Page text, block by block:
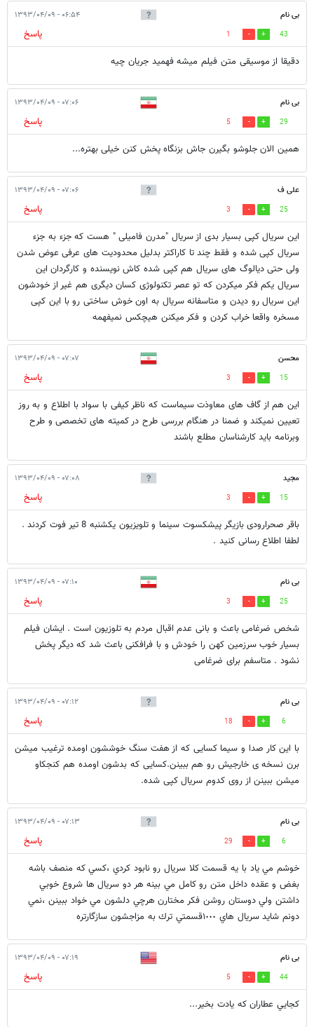
بی نام ۰۶:۵۴ - ۱۳۹۳/۰۴/۰۹
43
1
پاسخ
دقیقا از موسیقی متن فیلم میشه فهمید جریان چیه
بی نام ۰۷:۰۶ - ۱۳۹۳/۰۴/۰۹
29
5
پاسخ
همین الان جلوشو بگیرن جاش بزنگاه پخش کنن خیلی بهتره...
علی ف ۰۷:۰۶ - ۱۳۹۳/۰۴/۰۹
25
3
پاسخ
این سریال کپی بسیار بدی از سریال "مدرن فامیلی " هست که جزء به جزء
سریال کپی شده و فقط چند تا کاراکتر بدلیل محدودیت های عرفی عوض شدن
ولی حتی دیالوگ های سریال هم کپی شده کاش نویسنده و کارگردان این
سریال یکم فکر میکردن که تو عصر تکنولوژی کسان دیگری هم غیر از خودشون
این سریال رو دیدن و متاسفانه سریال به اون خوش ساختی رو با این کپی
مسخره واقعا خراب کردن و فکر میکنن هیچکس نمیفهمه
محسن ۰۷:۰۷ - ۱۳۹۳/۰۴/۰۹
15
3
پاسخ
این هم از گاف های معاوذت سیماست که ناظر کیفی با سواد با اطلاع و به روز
تعیین نمیکند و ضمنا در هنگام بررسی طرح در کمیته های تخصصی و طرح
وبرنامه باید کارشناسان مطلع باشند
مجید ۰۷:۰۸ - ۱۳۹۳/۰۴/۰۹
15
3
پاسخ
باقر صحرارودی بازیگر پیشکسوت سینما و تلویزیون یکشنبه 8 تیر فوت کردند .
لطفا اطلاع رسانی کنید .
بی نام ۰۷:۱۰ - ۱۳۹۳/۰۴/۰۹
25
3
پاسخ
شخص ضرغامی باعث و بانی عدم اقبال مردم به تلوزیون است . ایشان فیلم
بسیار خوب سرزمین کهن را خودش و با فرافکنی باعث شد که دیگر پخش
نشود . متاسفم برای ضرغامی
بی نام ۰۷:۱۲ - ۱۳۹۳/۰۴/۰۹
6
18
پاسخ
با این کار صدا و سیما کسایی که از هفت سنگ خوششون اومده ترغیب میشن
برن نسخه ی خارجیش رو هم ببینن.کسایی که بدشون اومده هم کنجکاو
میشن ببینن از روی کدوم سریال کپی شده.
بی نام ۰۷:۱۳ - ۱۳۹۳/۰۴/۰۹
6
29
پاسخ
خوشم مي ياد با يه قسمت كلا سريال رو نابود كردي ،كسي كه منصف باشه
بغض و عقده داخل متن رو كامل مي بينه هر دو سريال ها شروع خوبي
داشتن ولي دوستان روشن فكر مختارن هرچي دلشون مي خواد ببينن ،نمي
دونم شايد سريال هاي ١٠٠٠قسمتي ترك به مزاجشون سازگارتره
بی نام ۰۷:۱۹ - ۱۳۹۳/۰۴/۰۹
44
5
پاسخ
كجايي عطاران كه يادت بخير...